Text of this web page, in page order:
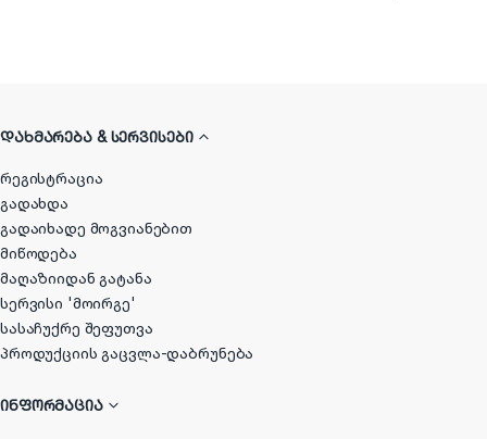
ᲓᲐᲮᲛᲐᲠᲔᲑᲐ & ᲡᲔᲠᲕᲘᲡᲔᲑᲘ
რეგისტრაცია
გადახდა
გადაიხადე მოგვიანებით
მიწოდება
მაღაზიიდან გატანა
სერვისი 'მოირგე'
სასაჩუქრე შეფუთვა
პროდუქციის გაცვლა-დაბრუნება
ᲘᲜᲤᲝᲠᲛᲐᲪᲘᲐ